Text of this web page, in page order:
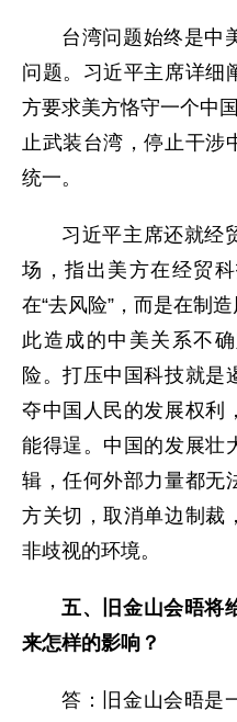
台湾问题始终是中
问题。习近平主席详细
方要求美方恪守一个中
止武装台湾，停止干涉
统一。
习近平主席还就经
场，指出美方在经贸
在“去风险”，而是在制
此造成的中美关系不
险。打压中国科技就是
夺中国人民的发展权利
能得逞。中国的发展壮
辑，任何外部力量都无
方关切，取消单边制裁
非歧视的环境。
五、旧金山会晤将
来怎样的影响？
答：旧金山会晤是